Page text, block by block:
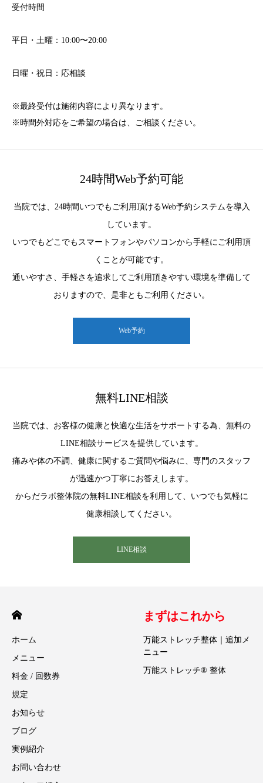
受付時間
平日・土曜：10:00〜20:00
日曜・祝日：応相談
※最終受付は施術内容により異なります。
※時間外対応をご希望の場合は、ご相談ください。
24時間Web予約可能
当院では、24時間いつでもご利用頂けるWeb予約システムを導入
しています。
いつでもどこでもスマートフォンやパソコンから手軽にご利用頂
くことが可能です。
通いやすさ、手軽さを追求してご利用頂きやすい環境を準備して
おりますので、是非ともご利用ください。
Web予約
無料LINE相談
当院では、お客様の健康と快適な生活をサポートする為、無料の
LINE相談サービスを提供しています。
痛みや体の不調、健康に関するご質問や悩みに、専門のスタッフ
が迅速かつ丁寧にお答えします。
からだラボ整体院の無料LINE相談を利用して、いつでも気軽に
健康相談してください。
LINE相談
ホーム
メニュー
料金 / 回数券
規定
お知らせ
ブログ
実例紹介
お問い合わせ
まずはこれから
万能ストレッチ整体｜追加メ
ニュー
万能ストレッチ® 整体